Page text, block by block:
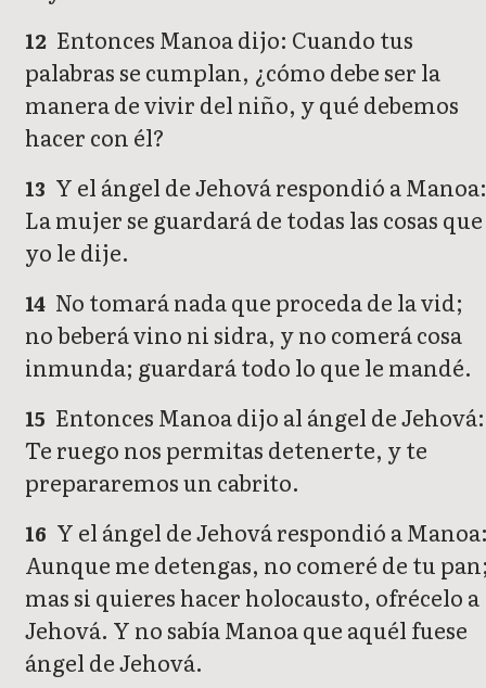
12 Entonces Manoa dijo: Cuando tus
palabras se cumplan, ¿cómo debe ser la
manera de vivir del niño, y qué debemos
hacer con él?
13 Y el ángel de Jehová respondió a
La mujer se guardará de todas las cosas que
yo le dije.
14 No tomará nada que proceda de la vid;
no beberá vino ni sidra, y no comerá cosa
inmunda; guardará todo lo que le mandé.
15 Entonces Manoa dijo al ángel de Jehová:
Te ruego nos permitas detenerte, y te
prepararemos un cabrito.
16 Y el ángel de Jehová respondió a
Aunque me detengas, no comeré de tu
mas si quieres hacer holocausto, ofrécelo a
Jehová. Y no sabía Manoa que aquél fuese
ángel de Jehová.